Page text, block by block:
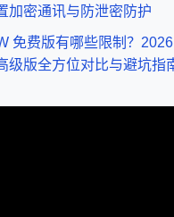
加密通讯与防泄密防护
免费版有哪些限制？
级版全方位对比与避坑指